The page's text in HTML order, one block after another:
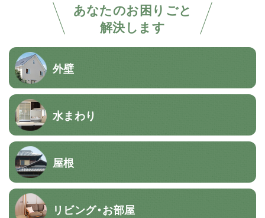
あなたのお困りごと
解決します
外壁
水まわり
屋根
リビング・お部屋